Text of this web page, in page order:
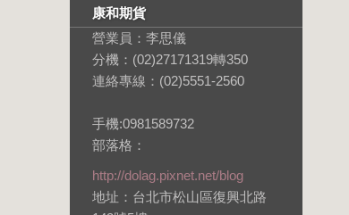
康和期貨
營業員：李思儀
分機：(02)27171319轉350
連絡專線：(02)5551-2560
手機:0981589732
部落格：
http://dolag.pixnet.net/blog
地址：台北市松山區復興北路